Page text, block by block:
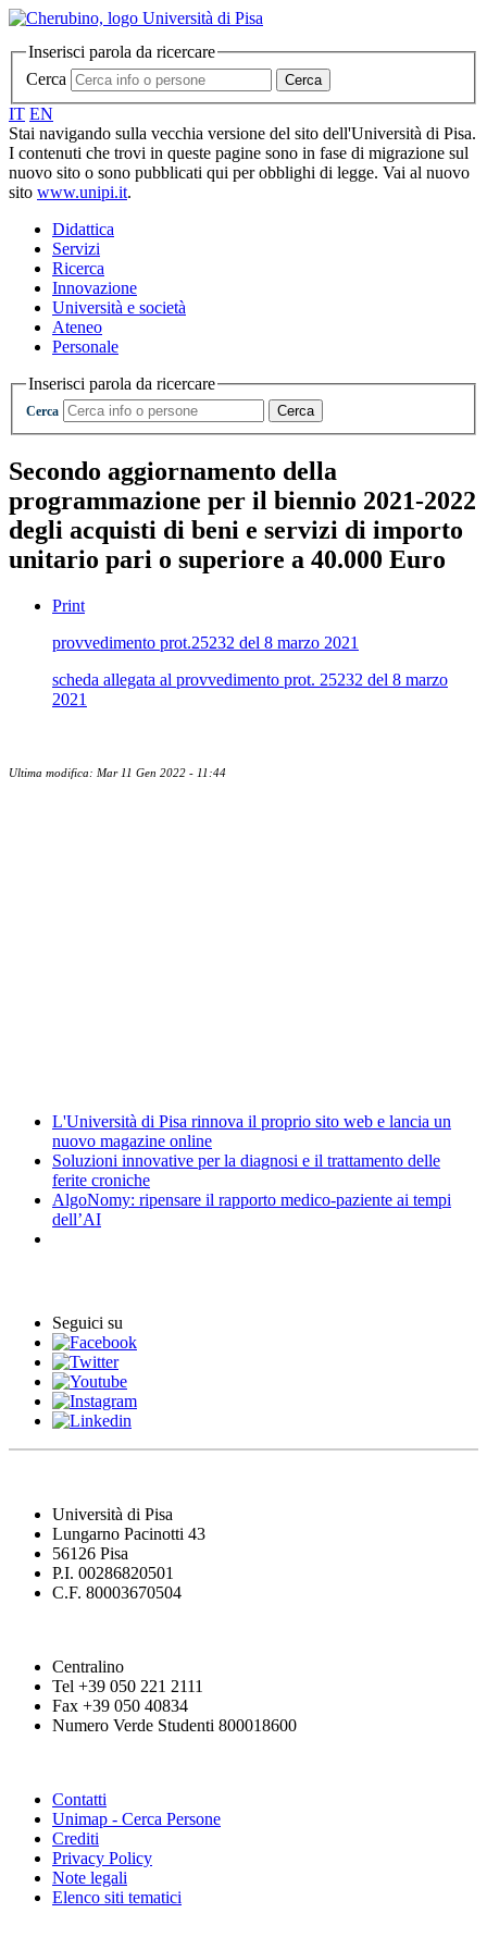
Inserisci parola da ricercare
Cerca
Cerca
IT EN
Stai navigando sulla vecchia versione del sito dell'Università di Pisa.
I contenuti che trovi in queste pagine sono in fase di migrazione sul
nuovo sito o sono pubblicati qui per obblighi di legge. Vai al nuovo
sito www.unipi.it.
Didattica
Servizi
Ricerca
Innovazione
Università e società
Ateneo
Personale
Inserisci parola da ricercare
Cerca Cerca
Secondo aggiornamento della
programmazione per il biennio 2021-2022
degli acquisti di beni e servizi di importo
unitario pari o superiore a 40.000 Euro
Print
provvedimento prot.25232 del 8 marzo 2021
scheda allegata al provvedimento prot. 25232 del 8 marzo
2021
Ultima modifica: Mar 11 Gen 2022 - 11:44
L'Università di Pisa rinnova il proprio sito web e lancia un
nuovo magazine online
Soluzioni innovative per la diagnosi e il trattamento delle
ferite croniche
AlgoNomy: ripensare il rapporto medico-paziente ai tempi
dell’AI
Seguici su
Università di Pisa
Lungarno Pacinotti 43
56126 Pisa
P.I. 00286820501
C.F. 80003670504
Centralino
Tel +39 050 221 2111
Fax +39 050 40834
Numero Verde Studenti 800018600
Contatti
Unimap - Cerca Persone
Crediti
Privacy Policy
Note legali
Elenco siti tematici